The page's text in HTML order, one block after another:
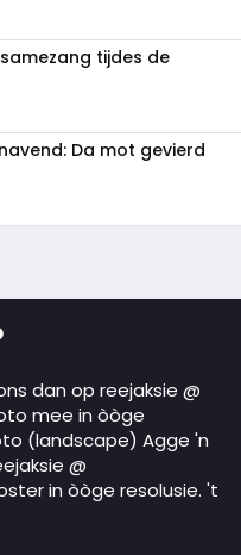
tijdes de
Da mot gevierd
dan op reejaksie @
mee in òòge
(landscape) Agge 'n
@
in òòge resolusie. 't